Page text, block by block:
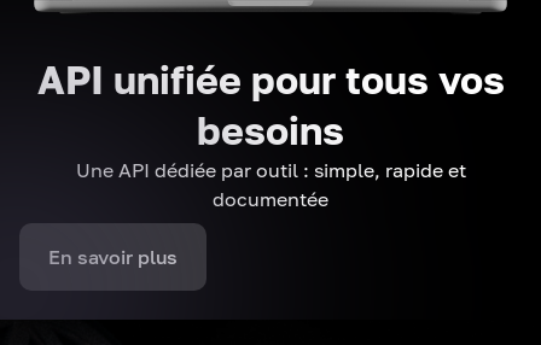
API unifiée pour tous vos
besoins
Une API dédiée par outil : simple, rapide et
documentée
En savoir plus